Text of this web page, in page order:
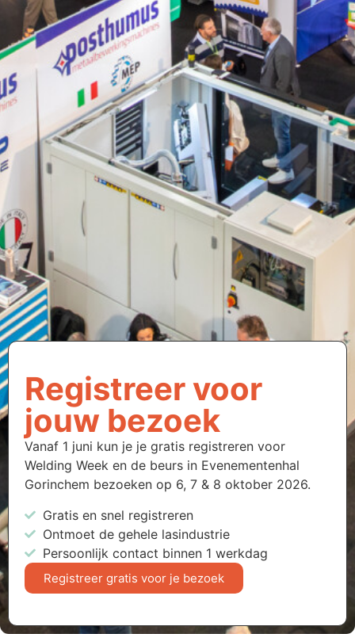
Registreer voor
jouw bezoek
Vanaf 1 juni kun je je gratis registreren voor
Welding Week en de beurs in Evenementenhal
Gorinchem bezoeken op 6, 7 & 8 oktober 2026.
Gratis en snel registreren
Ontmoet de gehele lasindustrie
Persoonlijk contact binnen 1 werkdag
Registreer gratis voor je bezoek